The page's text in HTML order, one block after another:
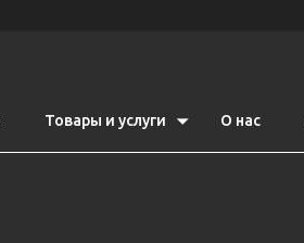
Товары и услуги О нас